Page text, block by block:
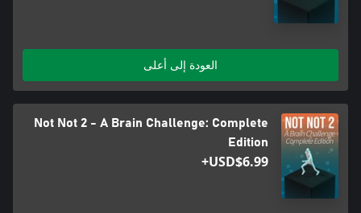
العودة إلى أعلى
Not Not 2 - A Brain Challenge: Complete
Edition
USD$6.99+